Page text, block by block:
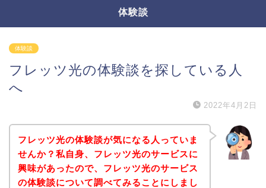
体験談
体験談
フレッツ光の体験談を探している人
へ
2022年4月2日
フレッツ光の体験談が気になる人っていま
せんか？私自身、フレッツ光のサービスに
興味があったので、フレッツ光のサービス
の体験談について調べてみることにしまし